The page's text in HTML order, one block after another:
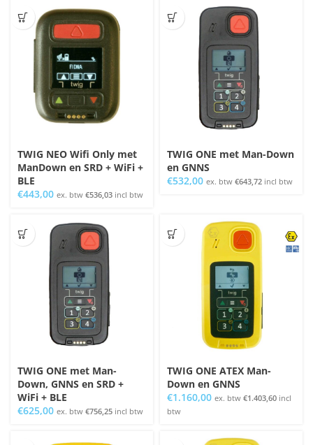
TWIG NEO Wifi Only met
ManDown en SRD + WiFi +
BLE
€443,00 ex. btw €536,03 incl btw
TWIG ONE met Man-Down
en GNNS
€532,00 ex. btw €643,72 incl btw
TWIG ONE met Man-
Down, GNNS en SRD +
WiFi + BLE
€625,00 ex. btw €756,25 incl btw
TWIG ONE ATEX Man-
Down en GNNS
€1.160,00 ex. btw €1.403,60 incl
btw